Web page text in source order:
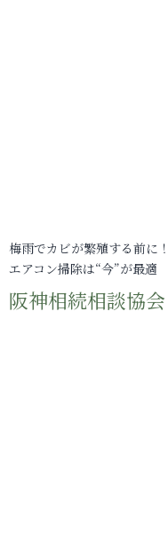
梅雨でカビが繁殖する前に！
エアコン掃除は“今”が最適
阪神相続相談協会